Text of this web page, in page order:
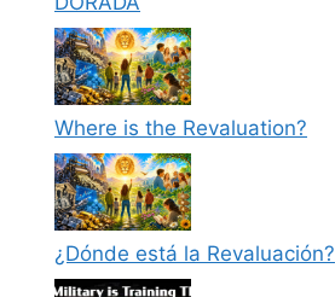
Where is the Revaluation?
¿Dónde está la Revaluación?